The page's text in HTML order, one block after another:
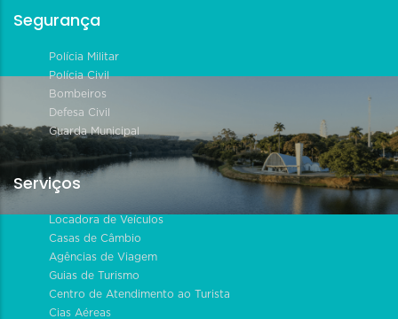
Segurança
Polícia Militar
Polícia Civil
Bombeiros
Defesa Civil
Guarda Municipal
Serviços
Locadora de Veículos
Casas de Câmbio
Agências de Viagem
Guias de Turismo
Centro de Atendimento ao Turista
Cias Aéreas